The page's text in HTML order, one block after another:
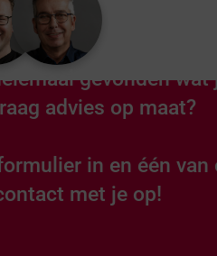
gevonden
advies op maat?
in en één van
met je op!